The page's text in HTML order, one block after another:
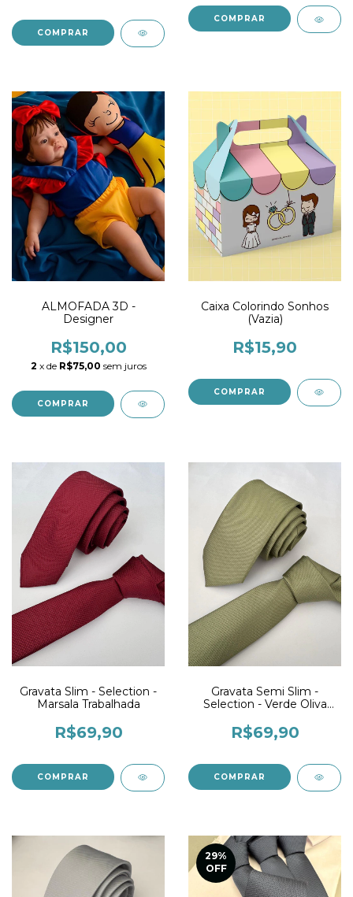
ALMOFADA 3D -
Designer
R$150,00
2 x de R$75,00 sem juros
Caixa Colorindo Sonhos
(Vazia)
R$15,90
Gravata Slim - Selection -
Marsala Trabalhada
R$69,90
Gravata Semi Slim -
Selection - Verde Oliva
R$69,90
29%
OFF